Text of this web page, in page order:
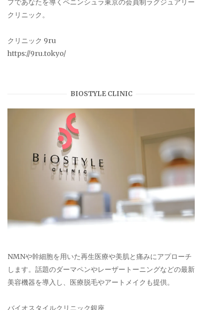
プであなたを導くペニンシュラ東京の会員制ラグジュアリー
クリニック。
クリニック 9ru
https://9ru.tokyo/
BIOSTYLE CLINIC
NMNや幹細胞を用いた再生医療や美肌と痛みにアプローチ
します。話題のダーマペンやレーザートーニングなどの最新
美容機器を導入し、医療脱毛やアートメイクも提供。
バイオスタイルクリニック銀座